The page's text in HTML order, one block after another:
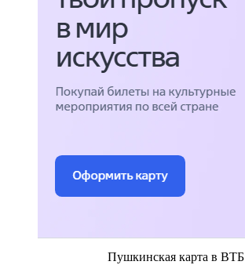
Пушкинская карта в ВТБ